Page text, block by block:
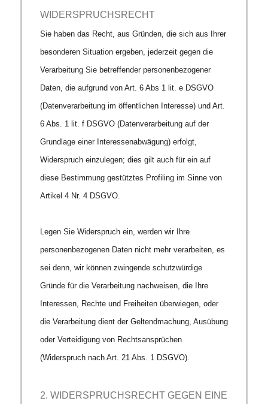
WIDERSPRUCHSRECHT
Sie haben das Recht, aus Gründen, die sich aus Ihrer
besonderen Situation ergeben, jederzeit gegen die
Verarbeitung Sie betreffender personenbezogener
Daten, die aufgrund von Art. 6 Abs 1 lit. e DSGVO
(Datenverarbeitung im öffentlichen Interesse) und Art.
6 Abs. 1 lit. f DSGVO (Datenverarbeitung auf der
Grundlage einer Interessenabwägung) erfolgt,
Widerspruch einzulegen; dies gilt auch für ein auf
diese Bestimmung gestütztes Profiling im Sinne von
Artikel 4 Nr. 4 DSGVO.
Legen Sie Widerspruch ein, werden wir Ihre
personenbezogenen Daten nicht mehr verarbeiten, es
sei denn, wir können zwingende schutzwürdige
Gründe für die Verarbeitung nachweisen, die Ihre
Interessen, Rechte und Freiheiten überwiegen, oder
die Verarbeitung dient der Geltendmachung, Ausübung
oder Verteidigung von Rechtsansprüchen
(Widerspruch nach Art. 21 Abs. 1 DSGVO).
2. WIDERSPRUCHSRECHT GEGEN EINE